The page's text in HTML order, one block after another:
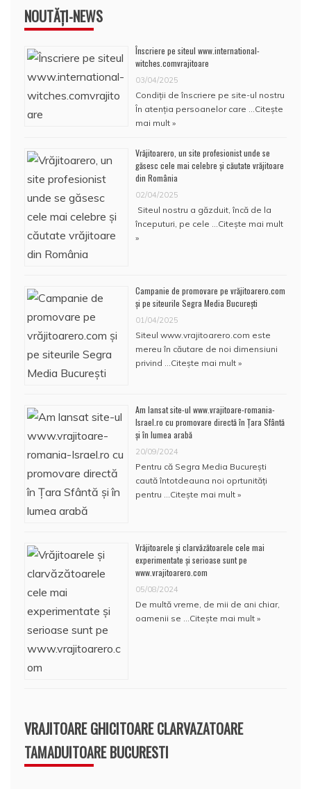
NOUTĂȚI-NEWS
Înscriere pe siteul www.international-
witches.comvrajitoare
03/04/2025
Condiţii de înscriere pe site-ul nostru
În atenţia persoanelor care …Citește
mai mult »
Vrăjitoarero, un site profesionist unde se
găsesc cele mai celebre și căutate vrăjitoare
din România
02/04/2025
Siteul nostru a găzduit, încă de la
începuturi, pe cele …Citește mai mult
»
Campanie de promovare pe vrăjitoarero.com
și pe siteurile Segra Media București
01/04/2025
Siteul www.vrajitoarero.com este
mereu în căutare de noi dimensiuni
privind …Citește mai mult »
Am lansat site-ul www.vrajitoare-romania-
Israel.ro cu promovare directă în Țara Sfântă
și în lumea arabă
20/09/2024
Pentru că Segra Media București
caută întotdeauna noi oprtunități
pentru …Citește mai mult »
Vrăjitoarele și clarvăzătoarele cele mai
experimentate și serioase sunt pe
www.vrajitoarero.com
05/08/2024
De multă vreme, de mii de ani chiar,
oamenii se …Citește mai mult »
VRAJITOARE GHICITOARE CLARVAZATOARE
TAMADUITOARE BUCURESTI